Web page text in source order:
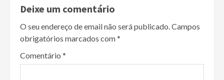
Deixe um comentário
O seu endereço de email não será publicado.Campos
obrigatórios marcados com*
Comentário *